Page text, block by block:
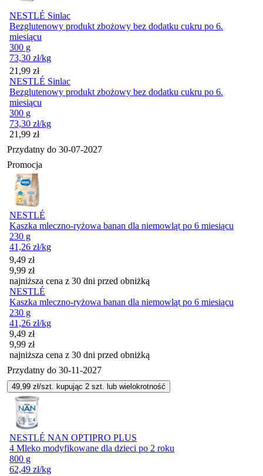
NESTLÉ Sinlac
Bezglutenowy produkt zbożowy bez dodatku cukru po 6.
miesiącu
300 g
73,30 zł/kg
Cena
21,99 zł
NESTLÉ Sinlac
Bezglutenowy produkt zbożowy bez dodatku cukru po 6.
miesiącu
300 g
73,30 zł/kg
Cena
21,99 zł
Przydatny do 30-07-2027
Promocja
NESTLÉ
Kaszka mleczno-ryżowa banan dla niemowląt po 6 miesiącu
230 g
41,26 zł/kg
Cena promocyjna
9,49 zł
9,99 zł
najniższa cena z 30 dni przed obniżką
NESTLÉ
Kaszka mleczno-ryżowa banan dla niemowląt po 6 miesiącu
230 g
41,26 zł/kg
Cena promocyjna
9,49 zł
9,99 zł
najniższa cena z 30 dni przed obniżką
Przydatny do 30-11-2027
49,99 zł/szt. kupując 2 szt. lub wielokrotność
NESTLÉ NAN OPTIPRO PLUS
4 Mleko modyfikowane dla dzieci po 2 roku
800 g
62,49 zł/kg